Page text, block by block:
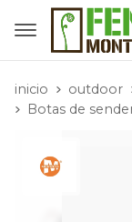
inicio outdoor
Botas de